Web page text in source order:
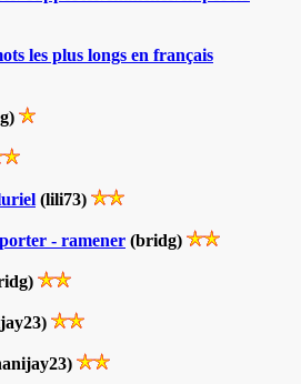
les plus longs en français
(lili73)
- ramener (bridg)